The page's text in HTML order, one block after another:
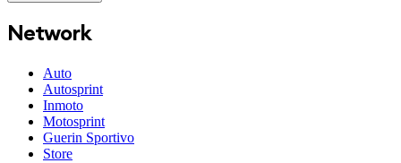
Network
Auto
Autosprint
Inmoto
Motosprint
Guerin Sportivo
Store